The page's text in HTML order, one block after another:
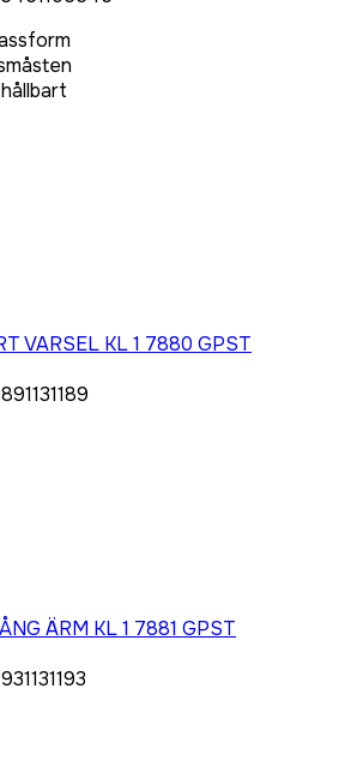
VARSEL KL 1 7880 GPST
1131189
ÄRM KL 1 7881 GPST
1131193